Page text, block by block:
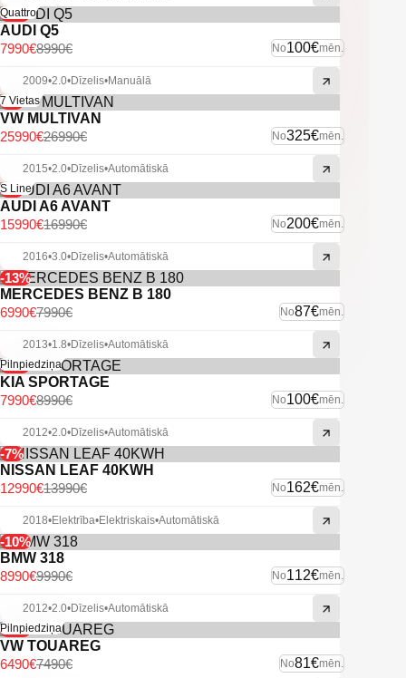
-11%
Quattro
AUDI Q5
No100€mēn.
8990€
7990€
2009•2.0•Dīzelis•Manuālā
-4%
7 Vietas
VW MULTIVAN
No325€mēn.
26990€
25990€
2015•2.0•Dīzelis•Automātiskā
-6%
S Line
AUDI A6 AVANT
No200€mēn.
16990€
15990€
2016•3.0•Dīzelis•Automātiskā
-13%
MERCEDES BENZ B 180
No87€mēn.
7990€
6990€
2013•1.8•Dīzelis•Automātiskā
-11%
Pilnpiedziņa
KIA SPORTAGE
No100€mēn.
8990€
7990€
2012•2.0•Dīzelis•Automātiskā
-7%
NISSAN LEAF 40KWH
No162€mēn.
13990€
12990€
2018•Elektrība•Elektriskais•Automātiskā
-10%
BMW 318
No112€mēn.
9990€
8990€
2012•2.0•Dīzelis•Automātiskā
-13%
Pilnpiedziņa
VW TOUAREG
No81€mēn.
7490€
6490€